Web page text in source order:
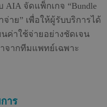
AIA จัดแพ็กเกจ “Bundle
จ่าย” เพื่อให้ผู้รับบริการได้
ค่าใช้จ่ายอย่างชัดเจน
จากทีมแพทย์เฉพาะ
าร